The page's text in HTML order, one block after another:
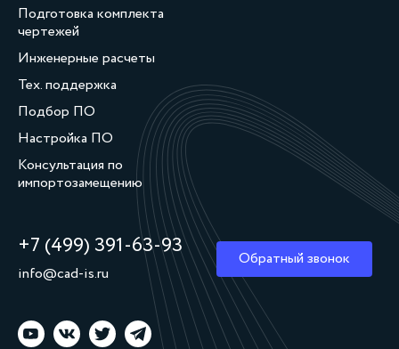
Подготовка комплекта
чертежей
Инженерные расчеты
Тех. поддержка
Подбор ПО
Настройка ПО
Консультация по
импортозамещению
+7 (499) 391‑63‑93
Обратный звонок
info@cad-is.ru